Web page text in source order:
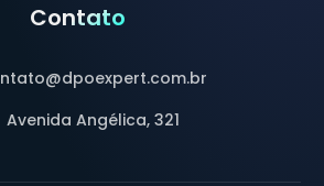
Contato
Avenida Angélica, 321